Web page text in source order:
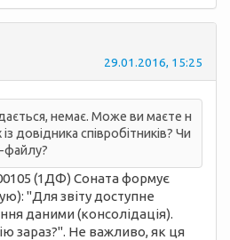
29.01.2016, 15:25
немає. Може ви маєте н
довідника співробітників? Чи
файлу?
(1ДФ) Соната формує
"Для звіту доступне
даними (консолідація).
зараз?". Не важливо, як ця